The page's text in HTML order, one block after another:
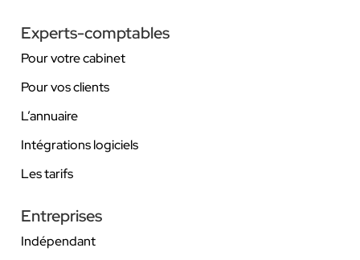
Experts-comptables
Pour votre cabinet
Pour vos clients
L’annuaire
Intégrations logiciels
Les tarifs
Entreprises
Indépendant